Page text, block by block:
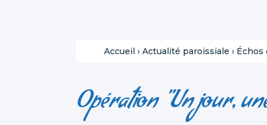
Accueil › Actualité paroissiale › Échos
Opération "Un jour,